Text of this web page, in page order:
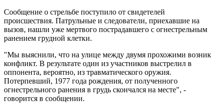
Сообщение о стрельбе поступило от свидетелей
происшествия. Патрульные и следователи, приехавшие на
вызов, нашли уже мертвого пострадавшего с огнестрельным
ранением грудной клетки.
"Мы выяснили, что на улице между двумя прохожими возник
конфликт. В результате один из участников выстрелил в
оппонента, вероятно, из травматического оружия.
Потерпевший, 1977 года рождения, от полученного
огнестрельного ранения в грудь скончался на месте", -
говорится в сообщении.